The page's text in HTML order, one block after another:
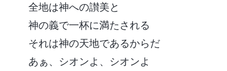
全地は神への讃美と
神の義で一杯に満たされる
それは神の天地であるからだ
あぁ、シオンよ、シオンよ